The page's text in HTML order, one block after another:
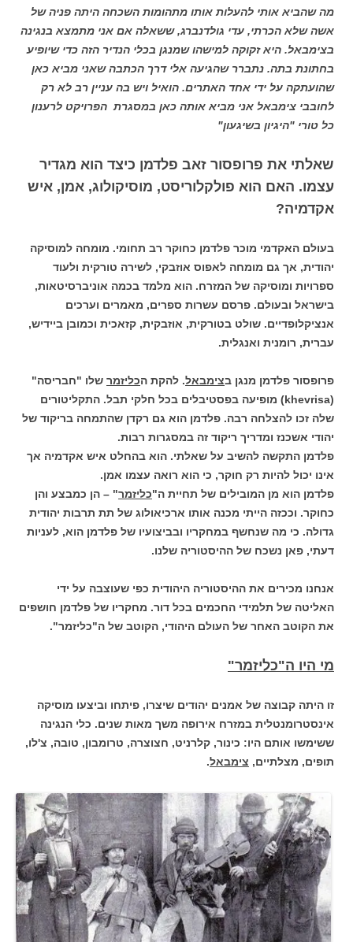
מה שהביא אותי להעלות אותו מתהומות השכחה היתה פניה של
אשה שלא הכרתי, עדי גולדנברג, ששאלה אם אני מתמצא בנגינה
בצימבאל. היא זקוקה למישהו שמנגן בכלי הנדיר הזה כדי שיופיע
בחתונת בתה. נתברר שהגיעה אלי דרך הכתבה שאני מביא כאן
שהועתקה על ידי אחד האתרים. הואיל ויש בה עניין רב לא רק
לחובבי צימבאל אני מביא אותה כאן במסגרת הפרויקט לרענון
כל טורי "היגיון בשיגעון"
שאלתי את פרופסור זאב פלדמן כיצד הוא מגדיר
עצמו. האם הוא פולקלוריסט, מוסיקולוג, אמן, איש
אקדמיה?
בעולם האקדמי מוכר פלדמן כחוקר רב תחומי. מומחה למוסיקה
יהודית, אך גם מומחה לאפוס אוזבקי, לשירה טורקית ולעוד
ספרויות ומוסיקה של המזרח. הוא מלמד בכמה אוניברסיטאות,
בישראל ובעולם. פרסם עשרות ספרים, מאמרים וערכים
אנציקלופדיים. שולט בטורקית, אוזבקית, קזאכית וכמובן ביידיש,
עברית, רומנית ואנגלית.
פרופסור פלדמן מנגן בצימבאל. להקת הכליזמר שלו "חבריסה"
(khevrisa) מופיעה בפסטיבלים בכל חלקי תבל. התקליטורים
שלה זכו להצלחה רבה. פלדמן הוא גם רקדן שהתמחה בריקוד של
יהודי אשכנז ומדריך ריקוד זה במסגרות רבות.
פלדמן התקשה להשיב על שאלתי. הוא בהחלט איש אקדמיה אך
אינו יכול להיות רק חוקר, כי הוא רואה עצמו אמן.
פלדמן הוא מן המובילים של תחיית ה"כליזמר" – הן כמבצע והן
כחוקר. וככזה הייתי מכנה אותו ארכיאולוג של תת תרבות יהודית
גדולה. כי מה שנחשף במחקריו ובביצועיו של פלדמן הוא, לעניות
דעתי, פאן נשכח של ההיסטוריה שלנו.
אנחנו מכירים את ההיסטוריה היהודית כפי שעוצבה על ידי
האליטה של תלמידי החכמים בכל דור. מחקריו של פלדמן חושפים
את הקוטב האחר של העולם היהודי, הקוטב של ה"כליזמר".
מי היו ה"כליזמר"
זו היתה קבוצה של אמנים יהודים שיצרו, פיתחו וביצעו מוסיקה
אינסטרומנטלית במזרח אירופה משך מאות שנים. כלי הנגינה
ששימשו אותם היו: כינור, קלרניט, חצוצרה, טרומבון, טובה, צ'לו,
תופים, מצלתיים, צימבאל.